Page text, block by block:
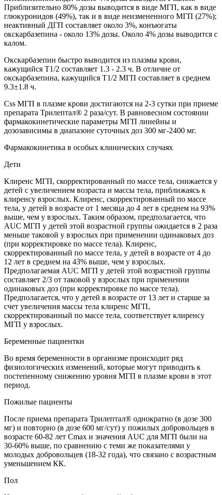
Приблизительно 80% дозы выводится в виде МГП, как в виде
глюкуронидов (49%), так и в виде неизмененного МГП (27%);
неактивный ДГП составляет около 3%, конъюгаты
окскарбазепина - около 13% дозы. Около 4% дозы выводится с
калом.
Окскарбазепин быстро выводится из плазмы крови,
кажущийся T1/2 составляет 1.3 - 2.3 ч. В отличие от
окскарбазепина, кажущийся T1/2 МГП составляет в среднем
9.3±1.8 ч.
Css МГП в плазме крови достигаются на 2-3 сутки при приеме
препарата Трилептал® 2 раза/сут. В равновесном состоянии
фармакокинетические параметры МГП линейны и
дозозависимы в диапазоне суточных доз 300 мг-2400 мг.
Фармакокинетика в особых клинических случаях
Дети
Клиренс МГП, скорректированный по массе тела, снижается у
детей с увеличением возраста и массы тела, приближаясь к
клиренсу взрослых. Клиренс, скорректированный по массе
тела, у детей в возрасте от 1 месяца до 4 лет в среднем на 93%
выше, чем у взрослых. Таким образом, предполагается, что
AUC МГП у детей этой возрастной группы ожидается в 2 раза
меньше таковой у взрослых при применении одинаковых доз
(при корректировке по массе тела). Клиренс,
скорректированный по массе тела, у детей в возрасте от 4 до
12 лет в среднем на 43% выше, чем у взрослых.
Предполагаемая AUC МГП у детей этой возрастной группы
составляет 2/3 от таковой у взрослых при применении
одинаковых доз (при корректировке по массе тела).
Предполагается, что у детей в возрасте от 13 лет и старше за
счет увеличения массы тела клиренс МГП,
скорректированный по массе тела, соответствует клиренсу
МГП у взрослых.
Беременные пациентки
Во время беременности в организме происходит ряд
физиологических изменений, которые могут приводить к
постепенному снижению уровня МГП в плазме крови в этот
период.
Пожилые пациенты
После приема препарата Трилептал® однократно (в дозе 300
мг) и повторно (в дозе 600 мг/сут) у пожилых добровольцев в
возрасте 60-82 лет Сmax и значения AUC для МГП были на
30-60% выше, по сравнению с теми же показателями у
молодых добровольцев (18-32 года), что связано с возрастным
уменьшением КК.
Пол